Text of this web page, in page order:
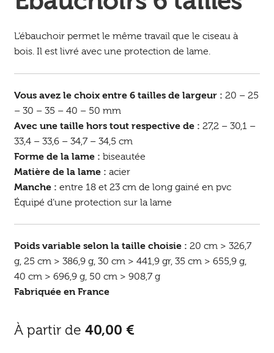
L’ébauchoir permet le même travail que le ciseau à
bois. Il est livré avec une protection de lame.
Vous avez le choix entre 6 tailles de largeur : 20 – 25
– 30 – 35 – 40 – 50 mm
Avec une taille hors tout respective de : 27,2 – 30,1 –
33,4 – 33,6 – 34,7 – 34,5 cm
Forme de la lame : biseautée
Matière de la lame : acier
Manche : entre 18 et 23 cm de long gainé en pvc
Équipé d’une protection sur la lame
Poids variable selon la taille choisie : 20 cm > 326,7
g, 25 cm > 386,9 g, 30 cm > 441,9 gr, 35 cm > 655,9 g,
40 cm > 696,9 g, 50 cm > 908,7 g
Fabriquée en France
À partir de 40,00 €